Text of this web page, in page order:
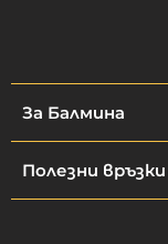
За Балмина
Полезни връзки